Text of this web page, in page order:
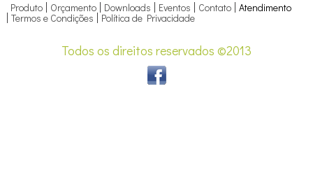
Produto Orçamento Downloads Eventos Contato Atendimento
Termos e Condições Política de Privacidade
Todos os direitos reservados ©2013